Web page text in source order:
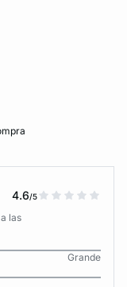
4.6/5
las
Grande